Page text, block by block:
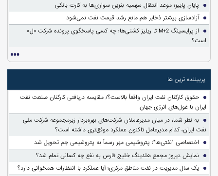
پایان پاییز؛ موعد انتقال سهمیه بنزین سواری‌ها به کارت بانکی
آزادسازی بیشتر ذخایر هم مانع رشد قیمت نفت نمی‌شود
از پرایسینگ M+2 تا ریلیز کشتی‌ها؛ چه کسی پاسخگوی پرونده شرکت «ل»
است؟
پربیننده ترین ها
حقوق کارکنان نفت ایران واقعاً بالاست؟/ مقایسه دریافتی کارکنان صنعت نفت
ایران با غول‌های انرژی جهان
به نظر شما، در میان مدیرعاملان شرکت‌های بهره‌بردار زیرمجموعه شرکت ملی
نفت ایران، کدام مدیرعامل تاکنون عملکرد موفق‌تری داشته است؟
اختصاصی "نفتی‌ها": پتروشیمی مهر رسماً به پتروشیمی جم تحویل شد
نمایش دیروز مجمع هلدینگ خلیج فارس به نفع چه کسانی تمام شد؟
یک سال مدیریت در نفت مناطق مرکزی؛ آیا عملکرد با انتظارات همخوانی دارد؟